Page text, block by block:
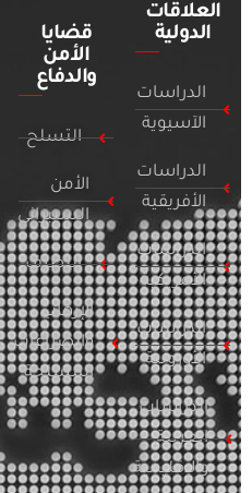
العلاقات
الدولية
الدراسات
الآسيوية
الدراسات
الأفريقية
الدراسات
الأمريكية
الدراسات
الأوروبية
الدراسات
العربية
والإقليمية
قضايا
الأمن
والدفاع
التسلح
الأمن
السيبراني
التطرف
الإرهاب
والصراعات
المسلحة